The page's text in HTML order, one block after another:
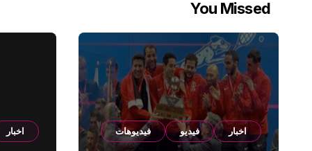
You Missed
اخبار فيديو فيديوهات اخبار